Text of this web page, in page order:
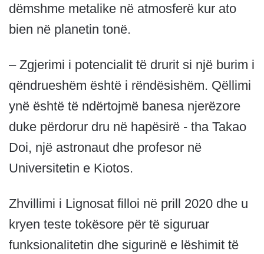
dëmshme metalike në atmosferë kur ato
bien në planetin tonë.
– Zgjerimi i potencialit të drurit si një burim i
qëndrueshëm është i rëndësishëm. Qëllimi
ynë është të ndërtojmë banesa njerëzore
duke përdorur dru në hapësirë ​​- tha Takao
Doi, një astronaut dhe profesor në
Universitetin e Kiotos.
Zhvillimi i Lignosat filloi në prill 2020 dhe u
kryen teste tokësore për të siguruar
funksionalitetin dhe sigurinë e lëshimit të